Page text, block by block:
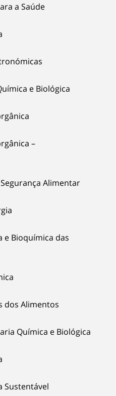
a Saúde
e Biológica
–
Alimentar
e Bioquímica das
dos Alimentos
Química e Biológica
Sustentável